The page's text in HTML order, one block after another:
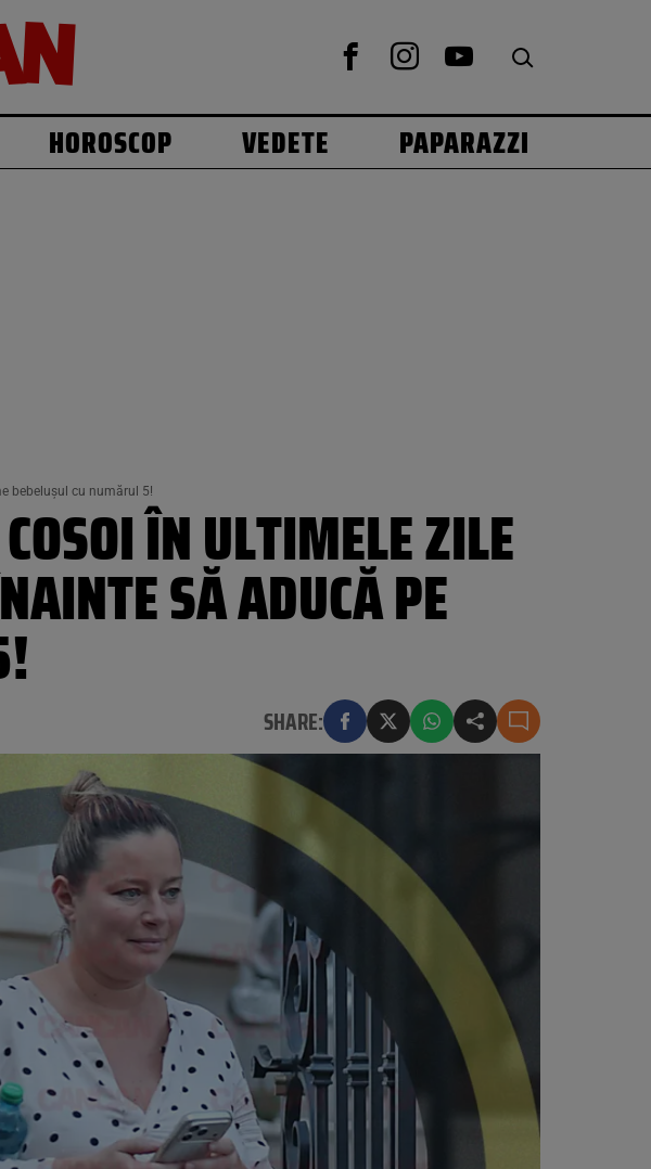
HOROSCOP VEDETE PAPARAZZI
bebelușul cu numărul 5!
ÎN ULTIMELE ZILE
SĂ ADUCĂ PE
SHARE: